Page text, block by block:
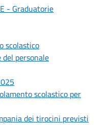
- Graduatorie
scolastico
personale
scolastico per
dei tirocini previsti